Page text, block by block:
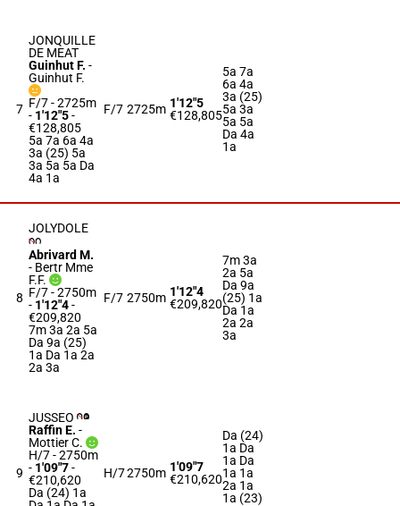
7
JONQUILLE
DE MEAT
Guinhut F. -
Guinhut F.
F/7 - 2725m
- 1'12"5-
€128,805
5a 7a 6a 4a
3a (25) 5a
3a 5a 5a Da
4a 1a
F/7 2725m 1'12"5
€128,805
5a 7a
6a 4a
3a (25)
5a 3a
5a 5a
Da 4a
1a
8
JOLYDOLE
Abrivard M.
- Bertr Mme
F.F.
F/7 - 2750m
- 1'12"4-
€209,820
7m 3a 2a 5a
Da 9a (25)
1a Da 1a 2a
2a 3a
F/7 2750m 1'12"4
€209,820
7m 3a
2a 5a
Da 9a
(25) 1a
Da 1a
2a 2a
3a
9
JUSSEO
Raffin E. -
Mottier C.
H/7 - 2750m
- 1'09"7-
€210,620
Da (24) 1a
H/72750m 1'09"7
€210,620
Da (24)
1a Da
1a Da
1a 1a
2a 1a
1a (23)